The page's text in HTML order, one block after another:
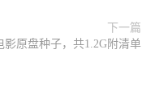
下一篇
影原盘种子，共1.2G附清单